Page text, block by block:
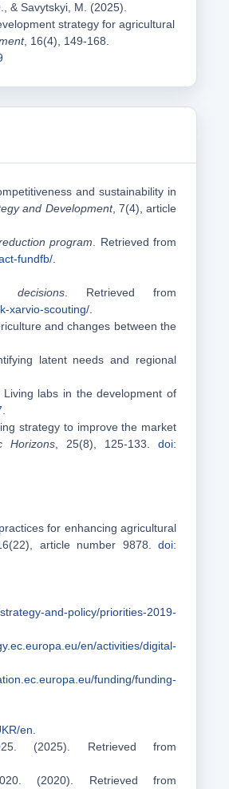
& Savytskyi, M. (2025).
strategy for agricultural
, 16(4), 149-168.
and sustainability in
and Development, 7(4), article
program . Retrieved from
fundfb/
. Retrieved from
xarvio-scouting/
and changes between the
latent needs and regional
labs in the development of
strategy to improve the market
Horizons, 25(8), 125-133. doi:
for enhancing agricultural
article number 9878.doi:
and-policy/priorities-2019-
en/activities/digital-
funding/funding-
en
(2025). Retrieved from
(2020). Retrieved from